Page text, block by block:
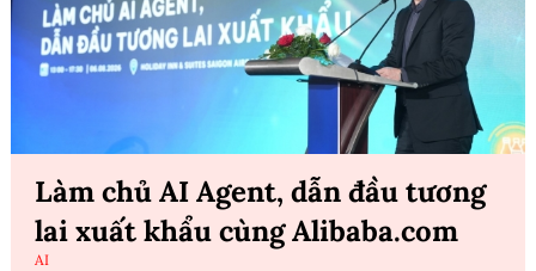
Làm chủ AI Agent, dẫn đầu tương
lai xuất khẩu cùng Alibaba.com
AI